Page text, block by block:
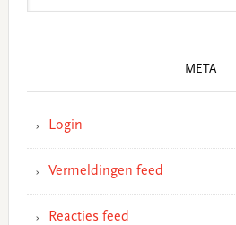
META
Login
Vermeldingen feed
Reacties feed